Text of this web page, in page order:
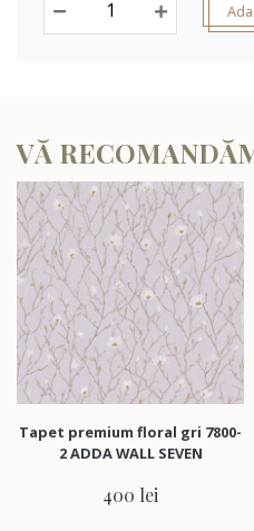
VĂ
premium floral gri 7800-
2 ADDA WALL SEVEN
400 lei